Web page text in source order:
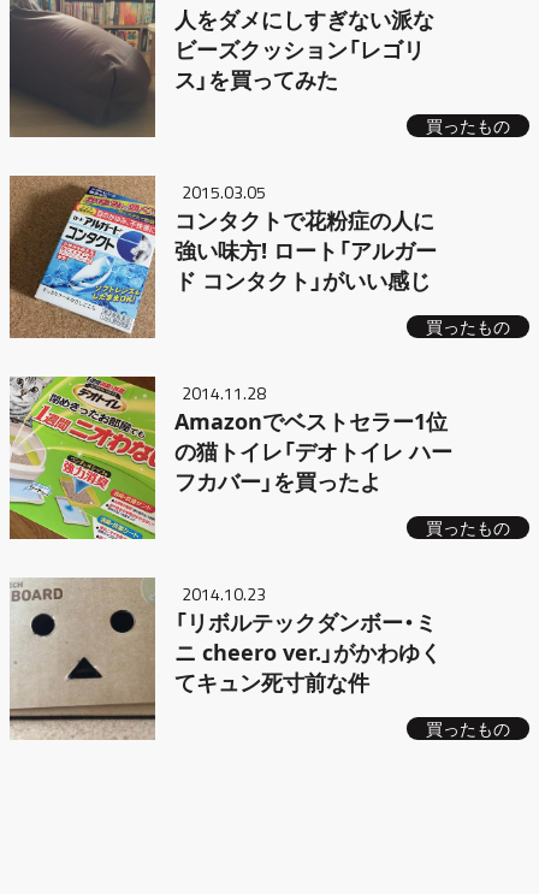
人をダメにしすぎない派な
ビーズクッション「レゴリ
ス」を買ってみた
買ったもの
2015.03.05
コンタクトで花粉症の人に
強い味方! ロート「アルガー
ド コンタクト」がいい感じ
買ったもの
2014.11.28
Amazonでベストセラー1位
の猫トイレ「デオトイレ ハー
フカバー」を買ったよ
買ったもの
2014.10.23
「リボルテックダンボー・ミ
ニ cheero ver.」がかわゆく
てキュン死寸前な件
買ったもの